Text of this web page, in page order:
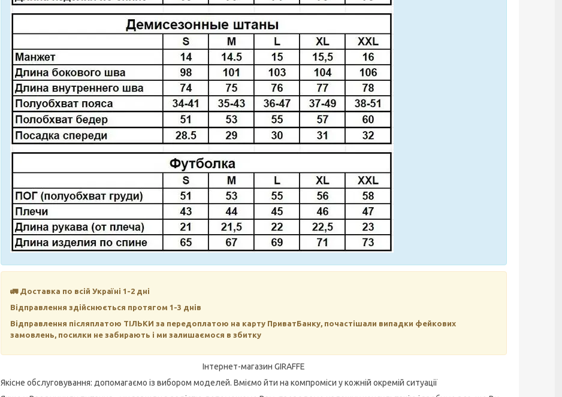
🚛 Доставка по всій Україні 1-2 дні
Відправлення здійснюється протягом 1-3 днів
Відправлення післяплатою ТІЛЬКИ за передоплатою на карту ПриватБанку, почастішали випадки фейкових
замовлень, посилки не забирають і ми залишаємося в збитку
Інтернет-магазин GIRAFFE
Якісне обслуговування: допомагаємо із вибором моделей. Вміємо йти на компроміси у кожній окремій ситуації